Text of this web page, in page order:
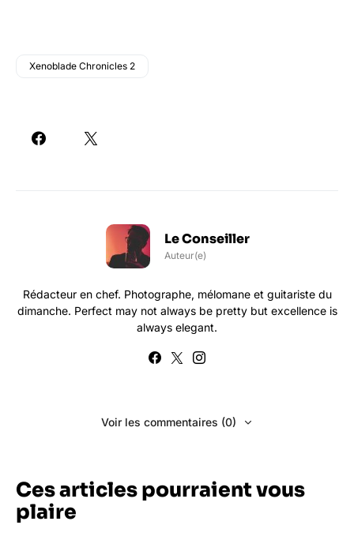
Xenoblade Chronicles 2
Le Conseiller
Auteur(e)
Rédacteur en chef. Photographe, mélomane et guitariste du
dimanche. Perfect may not always be pretty but excellence is
always elegant.
Voir les commentaires (0)
Ces articles pourraient vous
plaire